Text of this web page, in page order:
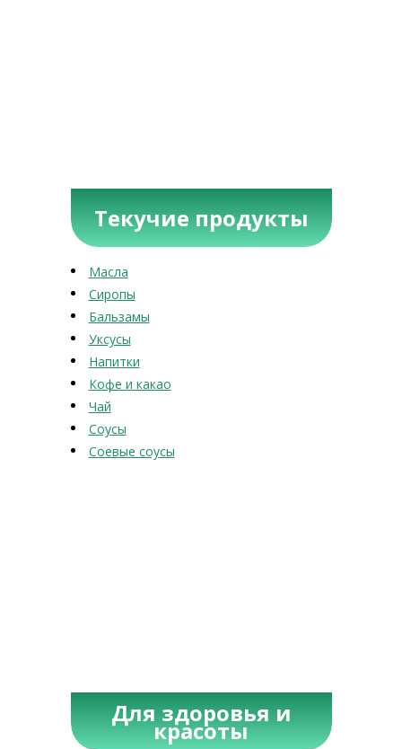
Текучие продукты
Масла
Сиропы
Бальзамы
Уксусы
Напитки
Кофе и какао
Чай
Соусы
Соевые соусы
Для здоровья и
красоты